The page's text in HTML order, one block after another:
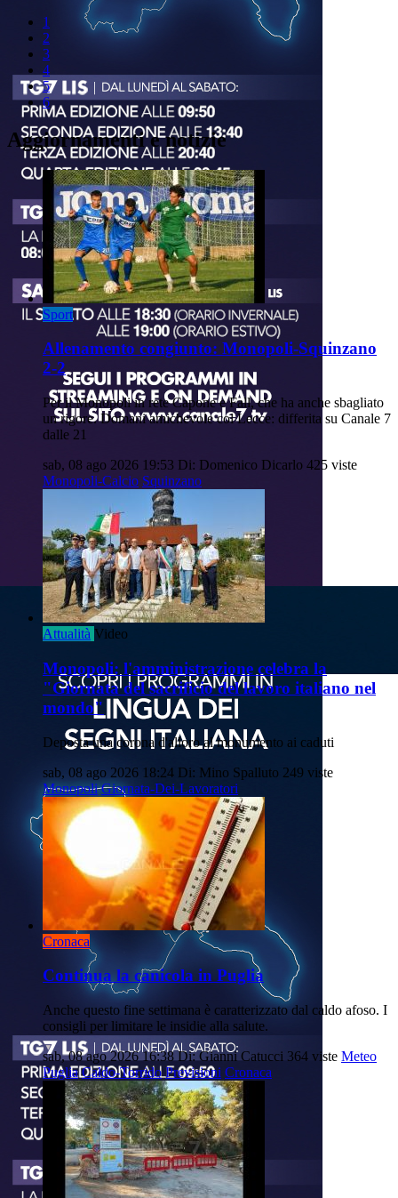
1
2
3
4
5
6
Aggiornamenti e notizie
Sport
Allenamento congiunto: Monopoli-Squinzano
2-2
Per il Monopoli in rete Capone e Fall, che ha anche sbagliato
un rigore. Domani amichevole col Lecce: differita su Canale 7
dalle 21
sab, 08 ago 2026 19:53 Di: Domenico Dicarlo 425 viste
Monopoli-Calcio Squinzano
Attualità Video
Monopoli: l'amministrazione celebra la
"Giornata del sacrificio del lavoro italiano nel
mondo"
Deposta una corona d'alloro al monumento ai caduti
sab, 08 ago 2026 18:24 Di: Mino Spalluto 249 viste
Monopoli Giornata-Dei-Lavoratori
Cronaca
Continua la canicola in Puglia
Anche questo fine settimana è caratterizzato dal caldo afoso. I
consigli per limitare le insidie alla salute.
sab, 08 ago 2026 16:38 Di: Gianni Catucci 364 viste Meteo
Puglia Caldo-Torrido Previsioni Cronaca